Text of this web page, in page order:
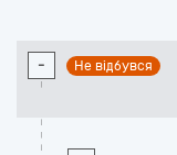
- Не відбувся